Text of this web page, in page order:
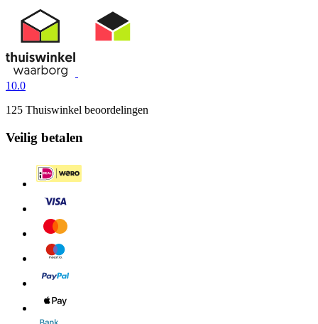
10.0
125 Thuiswinkel beoordelingen
Veilig betalen